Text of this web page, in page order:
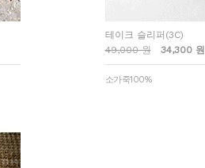
테이크 슬리퍼(3C)
49,000 원
34,300 원
소가죽100%